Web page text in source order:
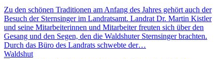
Zu den schönen Traditionen am Anfang des Jahres gehört auch der
Besuch der Sternsinger im Landratsamt. Landrat Dr. Martin Kistler
und seine Mitarbeiterinnen und Mitarbeiter freuten sich über den
Gesang und den Segen, den die Waldshuter Sternsinger brachten.
Durch das Büro des Landrats schwebte der…
Waldshut